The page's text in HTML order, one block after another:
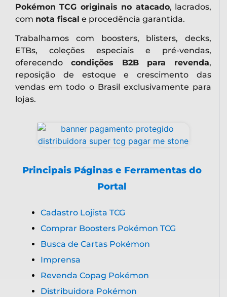
Pokémon TCG originais no atacado, lacrados,
com nota fiscal e procedência garantida.
Trabalhamos com boosters, blisters, decks,
ETBs, coleções especiais e pré-vendas,
oferecendo condições B2B para revenda,
reposição de estoque e crescimento das
vendas em todo o Brasil exclusivamente para
lojas.
Principais Páginas e Ferramentas do
Portal
Cadastro Lojista TCG
Comprar Boosters Pokémon TCG
Busca de Cartas Pokémon
Imprensa
Revenda Copag Pokémon
Distribuidora Pokémon